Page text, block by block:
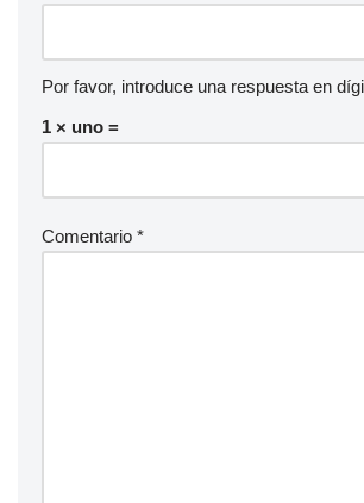
Por favor, introduce una respuesta en
1 × uno =
Comentario *